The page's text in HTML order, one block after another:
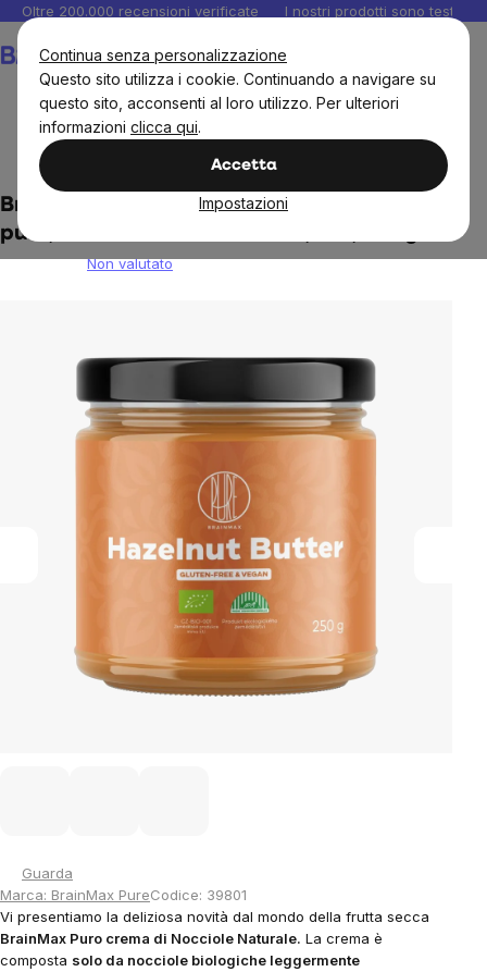
Continua senza personalizzazione
Questo sito utilizza i cookie. Continuando a navigare su
questo sito, acconsenti al loro utilizzo. Per ulteriori
informazioni clicca qui.
Accetta
Impostazioni
Salta
contenuto
Oltre 200.000 recensioni verificate I nostri prodotti sono testati
Burro di noci 100% di burro di noci
BrainMax Crema spalmabile di nocciole
pure, 100% crema di nocciole, BIO, 250 g
Non valutato
Guarda
Marca: BrainMax PureCodice: 39801
Vi presentiamo la deliziosa novità dal mondo della frutta secca
BrainMax Puro crema di Nocciole Naturale. La crema è
composta solo da nocciole biologiche leggermente